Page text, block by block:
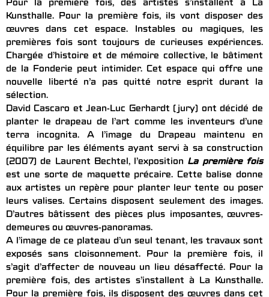
Pour la première fois, des artistes s’installent à La
Kunsthalle. Pour la première fois, ils vont disposer des
œuvres dans cet espace. Instables ou magiques, les
premières fois sont toujours de curieuses expériences.
Chargée d’histoire et de mémoire collective, le bâtiment
de la Fonderie peut intimider. Cet espace qui offre une
nouvelle liberté n’a pas quitté notre esprit durant la
sélection.
David Cascaro et Jean-Luc Gerhardt (jury) ont décidé de
planter le drapeau de l’art comme les inventeurs d’une
terra incognita. A l’image du Drapeau maintenu en
équilibre par les éléments ayant servi à sa construction
(2007) de Laurent Bechtel, l’exposition La première fois
est une sorte de maquette précaire. Cette balise donne
aux artistes un repère pour planter leur tente ou poser
leurs valises. Certains disposent seulement des images.
D’autres bâtissent des pièces plus imposantes, œuvres-
demeures ou œuvres-panoramas.
A l’image de ce plateau d’un seul tenant, les travaux sont
exposés sans cloisonnement. Pour la première fois, il
s’agit d’affecter de nouveau un lieu désaffecté. Pour la
première fois, des artistes s’installent à La Kunsthalle.
Pour la première fois, ils disposent des œuvres dans cet